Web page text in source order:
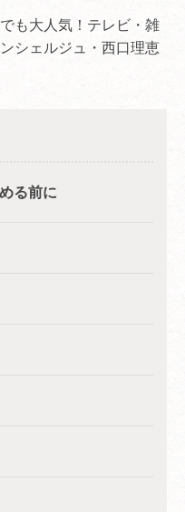
も大人気！テレビ・雑
シェルジュ・西口理恵
る前に